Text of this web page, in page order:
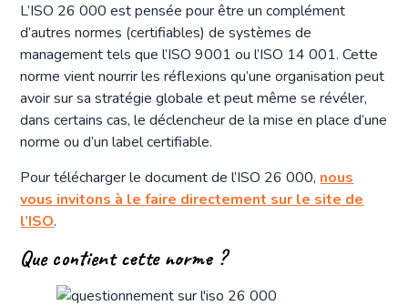
L’ISO 26 000 est pensée pour être un complément
d’autres normes (certifiables) de systèmes de
management tels que l’ISO 9001 ou l’ISO 14 001. Cette
norme vient nourrir les réflexions qu’une organisation peut
avoir sur sa stratégie globale et peut même se révéler,
dans certains cas, le déclencheur de la mise en place d’une
norme ou d’un label certifiable.
Pour télécharger le document de l’ISO 26 000, nous
vous invitons à le faire directement sur le site de
l’ISO.
Que contient cette norme ?